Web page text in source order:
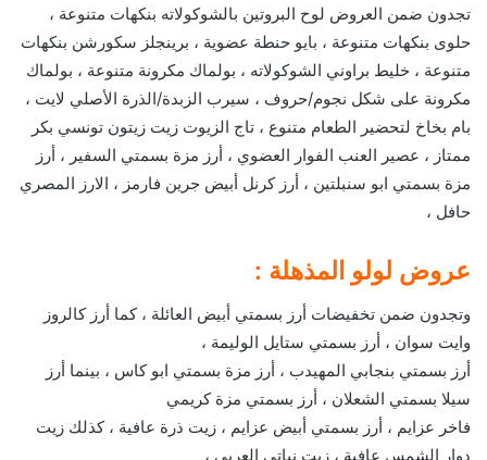
تجدون ضمن العروض لوح البروتين بالشوكولاته بنكهات متنوعة ،
حلوى بنكهات متنوعة ، بايو حنطة عضوية ، برينجلز سكورشن بنكهات
متنوعة ، خليط براوني الشوكولاته ، بولماك مكرونة متنوعة ، بولماك
مكرونة على شكل نجوم/حروف ، سيرب الزبدة/الذرة الأصلي لايت ،
بام بخاخ لتحضير الطعام متنوع ، تاج الزيوت زيت زيتون تونسي بكر
ممتاز ، عصير العنب الفوار العضوي ، أرز مزة بسمتي السفير ، أرز
مزة بسمتي ابو سنبلتين ، أرز كرنل أبيض جرين فارمز ، الارز المصري
حافل ،
عروض لولو المذهلة :
وتجدون ضمن تخفيضات أرز بسمتي أبيض العائلة ، كما أرز كالروز
وايت سوان ، أرز بسمتي ستايل الوليمة ،
أرز بسمتي بنجابي المهيدب ، أرز مزة بسمتي ابو كاس ، بينما أرز
سيلا بسمتي الشعلان ، أرز بسمتي مزة كريمي
فاخر عزايم ، أرز بسمتي أبيض عزايم ، زيت ذرة عافية ، كذلك زيت
دوار الشمس عافية ، زيت نباتي العربي ،